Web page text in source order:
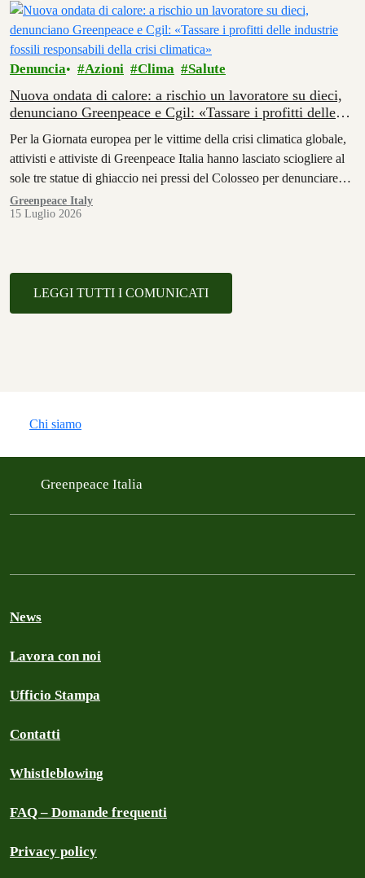
Denuncia Azioni Clima Salute
Nuova ondata di calore: a rischio un lavoratore su dieci,
denunciano Greenpeace e Cgil: «Tassare i profitti delle
Per la Giornata europea per le vittime della crisi climatica globale,
attivisti e attiviste di Greenpeace Italia hanno lasciato sciogliere al
sole tre statue di ghiaccio nei pressi del Colosseo per denunciare
l’impatto del riscaldamento globale sui lavoratori e sulle lavoratrici.
Greenpeace Italy
15 Luglio 2026
LEGGI TUTTI I COMUNICATI
Chi siamo
Greenpeace Italia
News
Lavora con noi
Ufficio Stampa
Contatti
Whistleblowing
FAQ – Domande frequenti
Privacy policy